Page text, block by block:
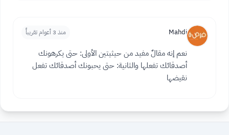
Mahdi منذ 3 أعوام تقريباً
نعم إنه مقالٌ مفيد من حيثيتين الأولى: حتى يكرهونك
أصدقائك تفعلها والثانية: حتى يحبونك أصدقائك تفعل
نقيضها